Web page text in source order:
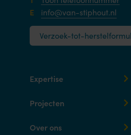
E info@van-stiphout.nl
Verzoek-tot-
Expertise
Projecten
Over ons